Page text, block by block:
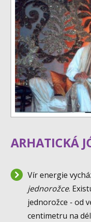
ARHATICKÁ
Vír energie
jednorožce.
jednorožce - od
centimetru na